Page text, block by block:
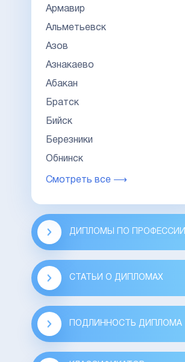
Армавир
Альметьевск
Азов
Азнакаево
Абакан
Братск
Бийск
Березники
Обнинск
Смотреть все ⟶
ДИПЛОМЫ ПО ПРОФЕССИИ
СТАТЬИ О ДИПЛОМАХ
ПОДЛИННОСТЬ ДИПЛОМА